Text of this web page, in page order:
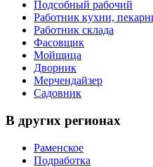
Подсобный рабочий
Работник кухни,
Работник склада
Фасовщик
Мойщица
Дворник
Мерчендайзер
Садовник
В других регионах
Раменское
Подработка